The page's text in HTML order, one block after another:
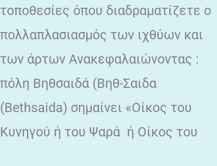
τοποθεσίες όπου διαδραματίζετε ο
πολλαπλασιασμός των ιχθύων και
των άρτων Ανακεφαλαιώνοντας :
πόλη Βηθσαιδά (Βηθ-Σαιδα
(Bethsaida) σημαίνει «Οίκος του
Κυνηγού ή του Ψαρά ή Οίκος του